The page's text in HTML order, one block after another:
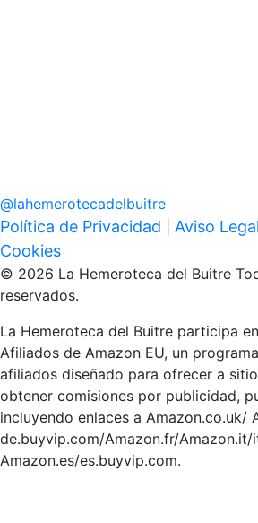
@lahemerotecadelbuitre
Política de Privacidad Aviso Legal
Cookies
© 2026 La Hemeroteca del Buitre
reservados.
La Hemeroteca del Buitre participa
Afiliados de Amazon EU, un
afiliados diseñado para ofrecer a
obtener comisiones por publicidad,
incluyendo enlaces a Amazon.co.uk/
de.buyvip.com/Amazon.fr/
Amazon.es/es.buyvip.com.